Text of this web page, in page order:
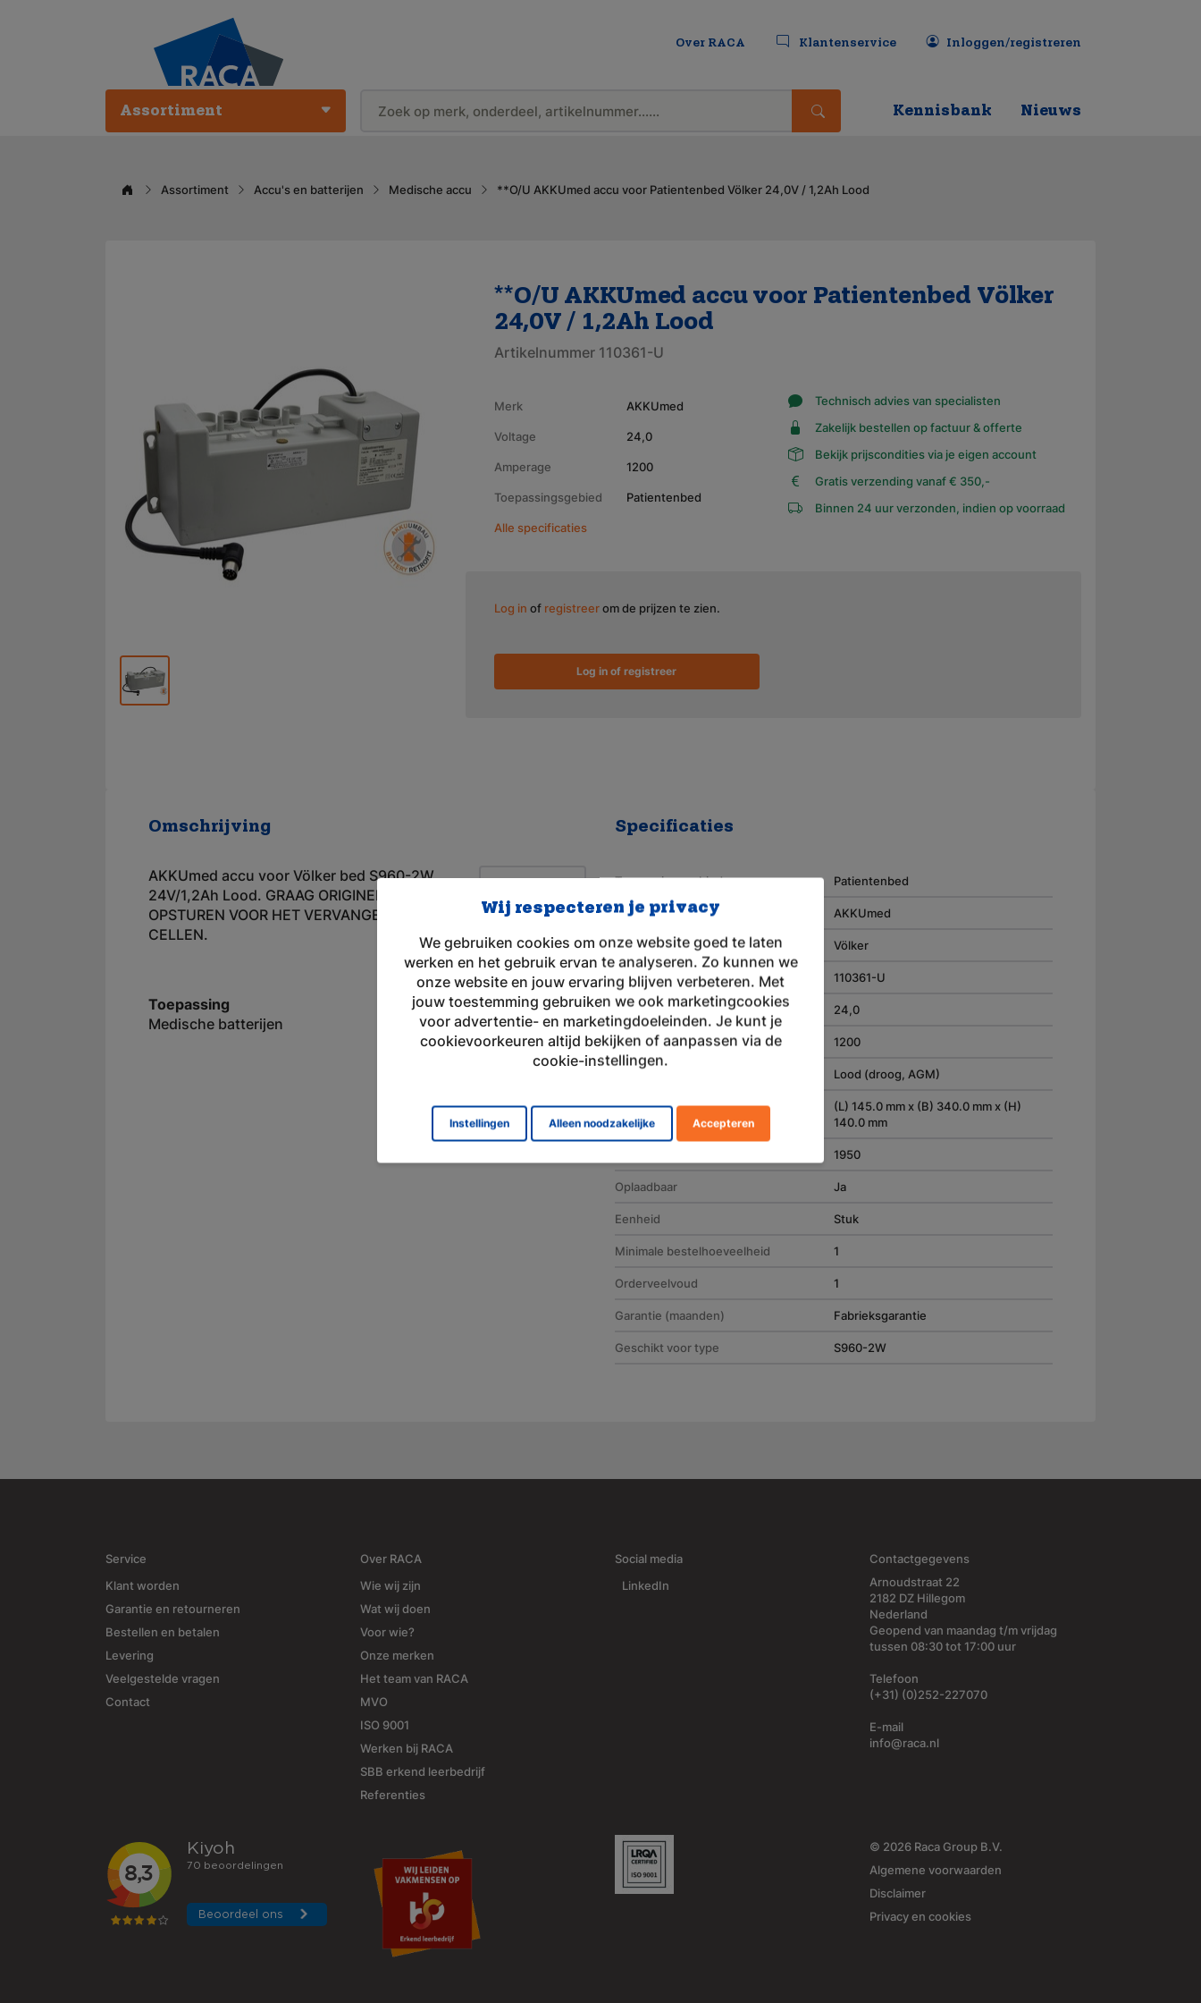
Over RACA Klantenservice Inloggen/registreren
Assortiment Kennisbank Nieuws
Assortiment Accu's en batterijen Medische accu **O/U AKKUmed accu voor Patientenbed Völker 24,0V / 1,2Ah Lood
**O/U AKKUmed accu voor Patientenbed Völker
24,0V / 1,2Ah Lood
Artikelnummer 110361-U
Merk AKKUmed
Voltage 24,0
Amperage 1200
Toepassingsgebied Patientenbed
Alle specificaties
Technisch advies van specialisten
Zakelijk bestellen op factuur & offerte
Bekijk prijscondities via je eigen account
Gratis verzending vanaf € 350,-
Binnen 24 uur verzonden, indien op voorraad
Log in of registreerom de prijzen te zien.
Log in of registreer
Omschrijving
AKKUmed accu voor Völker bed S960-2W
24V/1,2Ah Lood. GRAAG ORIGINELE PACK
OPSTUREN VOOR HET VERVANGEN VAN DE
CELLEN.
Toepassing
Medische batterijen
Specificaties
Toepassingsgebied Patientenbed
Merk AKKUmed
Geschikt voor merk Völker
Artikelnummer 110361-U
Voltage (V) 24,0
Amperage (mAh) 1200
Chemie Lood (droog, AGM)
Afmeting
(L) 145.0 mm x (B) 340.0 mm x (H)
140.0 mm
1950
Oplaadbaar Ja
Eenheid Stuk
Minimale bestelhoeveelheid 1
Orderveelvoud 1
Garantie (maanden) Fabrieksgarantie
Geschikt voor type S960-2W
Wij respecteren je privacy
We gebruiken cookies om onze website goed te laten
werken en het gebruik ervan te analyseren. Zo kunnen we
onze website en jouw ervaring blijven verbeteren. Met
jouw toestemming gebruiken we ook marketingcookies
voor advertentie- en marketingdoeleinden. Je kunt je
cookievoorkeuren altijd bekijken of aanpassen via de
cookie-instellingen.
Instellingen Alleen noodzakelijke Accepteren
Service
Klant worden
Garantie en retourneren
Bestellen en betalen
Levering
Veelgestelde vragen
Contact
Over RACA
Wie wij zijn
Wat wij doen
Voor wie?
Onze merken
Het team van RACA
MVO
ISO 9001
Werken bij RACA
SBB erkend leerbedrijf
Referenties
Social media
LinkedIn
Contactgegevens
Arnoudstraat 22
2182 DZ Hillegom
Nederland
Geopend van maandag t/m vrijdag
tussen 08:30 tot 17:00 uur
Telefoon
(+31) (0)252-227070
E-mail
info@raca.nl
© 2026 Raca Group B.V.
Algemene voorwaarden
Disclaimer
Privacy en cookies